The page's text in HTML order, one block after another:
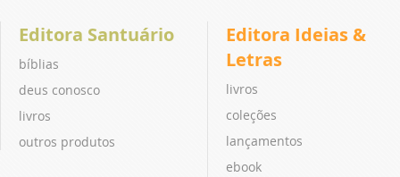
Editora Santuário
bíblias
deus conosco
livros
outros produtos
Editora Ideias &
Letras
livros
coleções
lançamentos
ebook